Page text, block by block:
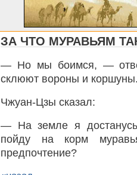
ЗА ЧТО МУРАВЬЯМ
— Но мы боимся, —
склюют вороны и
Чжуан-Цзы сказал:
— На земле я
пойду на корм
предпочтение?